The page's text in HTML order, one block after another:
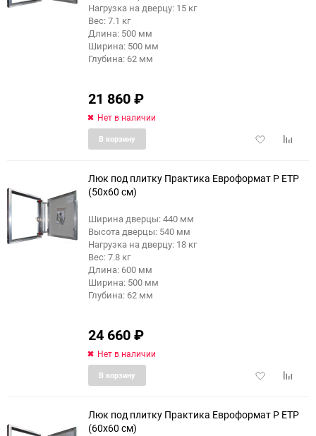
Нагрузка на дверцу: 15 кг
Вес: 7.1 кг
Длина: 500 мм
Ширина: 500 мм
Глубина: 62 мм
21 860₽
Нет в наличии
Добавить
В корзину
Люк под плитку Практика Евроформат Р ЕТР
(50x60 см)
Ширина дверцы: 440 мм
Высота дверцы: 540 мм
Нагрузка на дверцу: 18 кг
Вес: 7.8 кг
Длина: 600 мм
Ширина: 500 мм
Глубина: 62 мм
24 660₽
Нет в наличии
Добавить
В корзину
Люк под плитку Практика Евроформат Р ЕТР
(60x60 см)